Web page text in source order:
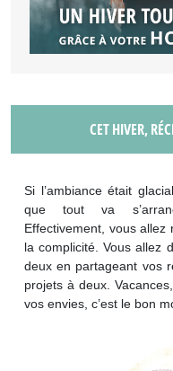
CET HIVER,
Si l’ambiance était
que tout va
Effectivement, vous
la complicité. Vous allez
deux en partageant vos
projets à deux.
vos envies, c’est le bon